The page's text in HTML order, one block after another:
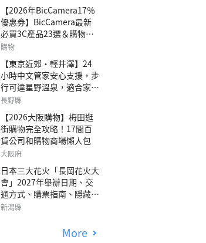
【2026年BicCamera17％
優惠券】BicCamera最新
必買3C產品23選＆購物攻
略
購物
【東京近郊・輕井澤】24
小時中文管家安心支援，步
行可達星野溫泉，適合家庭
旅行、三代同遊與紀念日的
澤森四季VILLA」
長野縣
【2026大阪購物】梅田逛
街購物完全攻略！17間百
貨公司和購物商場懶人包
大阪府
日本三大花火「長岡花火大
會」2027年舉辦日期、交
通方式、購票指南、隱藏欣
賞地點
新潟縣
More